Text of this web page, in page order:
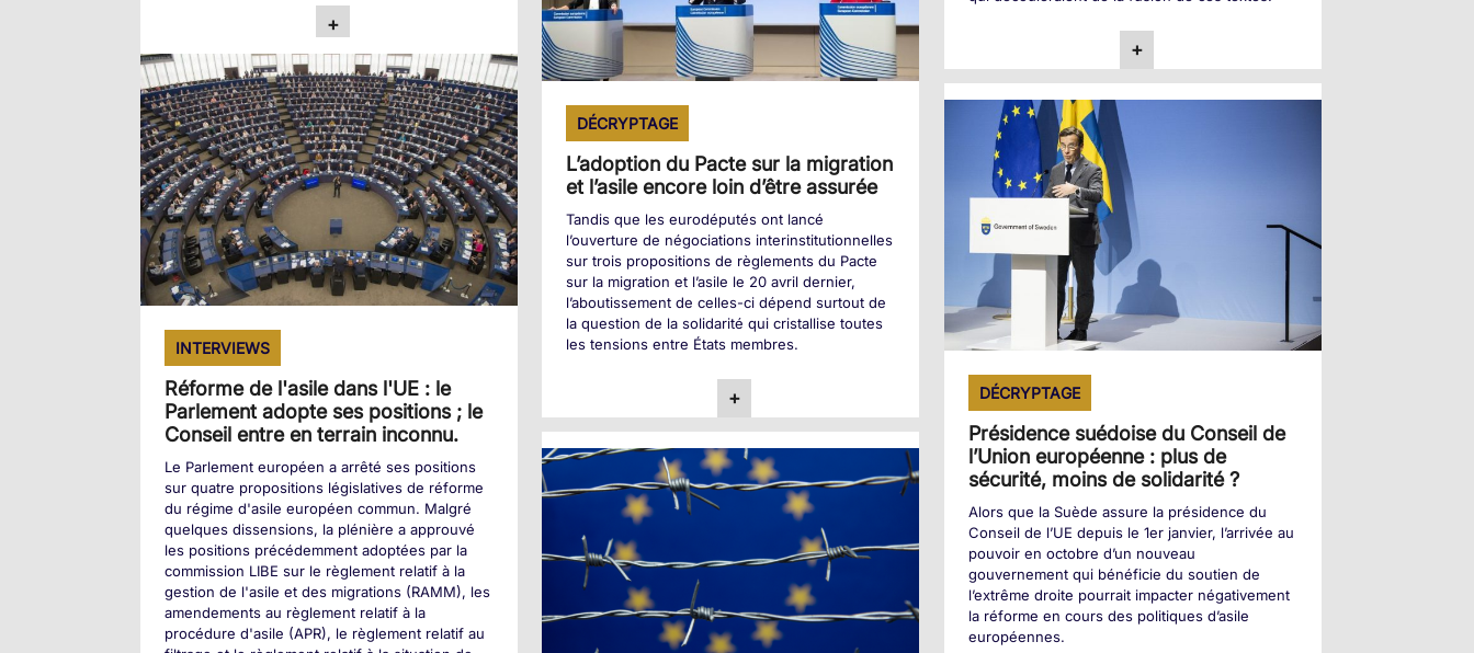
+
+
DÉCRYPTAGE
L’adoption du Pacte sur la migration
et l’asile encore loin d’être assurée
Tandis que les eurodéputés ont lancé
l’ouverture de négociations interinstitutionnelles
sur trois propositions de règlements du Pacte
sur la migration et l’asile le 20 avril dernier,
l’aboutissement de celles-ci dépend surtout de
la question de la solidarité qui cristallise toutes
les tensions entre États membres.
+
INTERVIEWS
Réforme de l'asile dans l'UE : le
Parlement adopte ses positions ; le
Conseil entre en terrain inconnu.
Le Parlement européen a arrêté ses positions
sur quatre propositions législatives de réforme
du régime d'asile européen commun. Malgré
quelques dissensions, la plénière a approuvé
les positions précédemment adoptées par la
commission LIBE sur le règlement relatif à la
gestion de l'asile et des migrations (RAMM), les
amendements au règlement relatif à la
procédure d'asile (APR), le règlement relatif au
DÉCRYPTAGE
Présidence suédoise du Conseil de
l’Union européenne : plus de
sécurité, moins de solidarité ?
Alors que la Suède assure la présidence du
Conseil de l’UE depuis le 1er janvier, l’arrivée au
pouvoir en octobre d’un nouveau
gouvernement qui bénéficie du soutien de
l’extrême droite pourrait impacter négativement
la réforme en cours des politiques d’asile
européennes.